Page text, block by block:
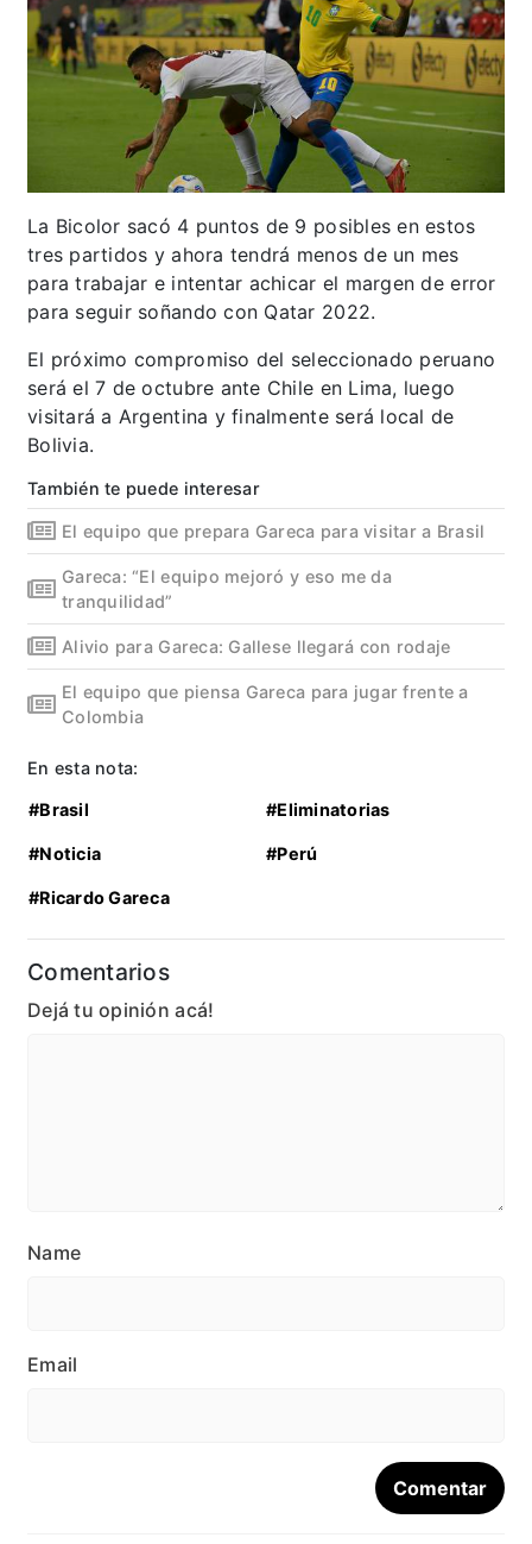
La Bicolor sacó 4 puntos de 9 posibles en estos
tres partidos y ahora tendrá menos de un mes
para trabajar e intentar achicar el margen de error
para seguir soñando con Qatar 2022.
El próximo compromiso del seleccionado peruano
será el 7 de octubre ante Chile en Lima, luego
visitará a Argentina y finalmente será local de
Bolivia.
También te puede interesar
El equipo que prepara Gareca para visitar a Brasil
Gareca: “El equipo mejoró y eso me da
tranquilidad”
Alivio para Gareca: Gallese llegará con rodaje
El equipo que piensa Gareca para jugar frente a
Colombia
En esta nota:
#Brasil #Eliminatorias
#Noticia #Perú
#Ricardo Gareca
Comentarios
Dejá tu opinión acá!
Name
Email